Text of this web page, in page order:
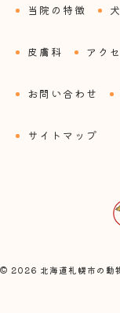
当院の特徴 犬
皮膚科 アク
お問い合わせ
サイトマップ
© 2026 北海道札幌市の動